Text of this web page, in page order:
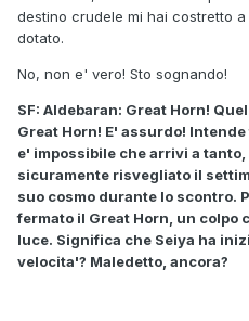
destino crudele mi hai costretto
dotato.
No, non e' vero! Sto sognando!
SF: Aldebaran: Great Horn!
Great Horn! E' assurdo!
e' impossibile che arrivi a
sicuramente risvegliato il
suo cosmo durante lo scontro.
fermato il Great Horn, un colpo
luce. Significa che Seiya ha
velocita'? Maledetto, ancora?